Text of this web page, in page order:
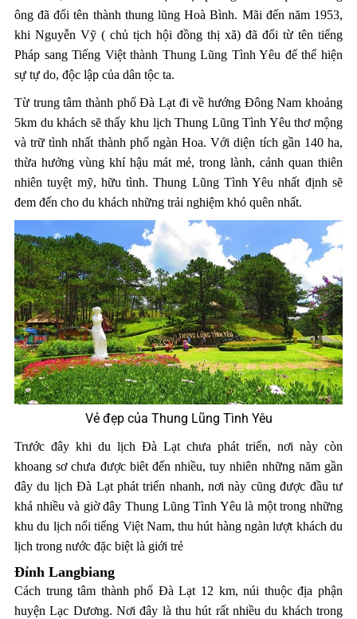
ông đã đổi tên thành thung lũng Hoà Bình. Mãi đến năm 1953,
khi Nguyễn Vỹ ( chủ tịch hội đồng thị xã) đã đổi từ tên tiếng
Pháp sang Tiếng Việt thành Thung Lũng Tình Yêu để thể hiện
sự tự do, độc lập của dân tộc ta.
Từ trung tâm thành phố Đà Lạt đi về hướng Đông Nam khoảng
5km du khách sẽ thấy khu lịch Thung Lũng Tình Yêu thơ mộng
và trữ tình nhất thành phố ngàn Hoa. Với diện tích gần 140 ha,
thừa hưởng vùng khí hậu mát mẻ, trong lành, cảnh quan thiên
nhiên tuyệt mỹ, hữu tình. Thung Lũng Tình Yêu nhất định sẽ
đem đến cho du khách những trải nghiệm khó quên nhất.
Vẻ đẹp của Thung Lũng Tình Yêu
Trước đây khi du lịch Đà Lạt chưa phát triển, nơi này còn
khoang sơ chưa được biêt đến nhiều, tuy nhiên những năm gần
đây du lịch Đà Lạt phát triển nhanh, nơi này cũng được đầu tư
khá nhiều và giờ đây Thung Lũng Tình Yêu là một trong những
khu du lịch nổi tiểng Việt Nam, thu hút hàng ngàn lượt khách du
lịch trong nước đặc biệt là giới trẻ
Đỉnh Langbiang
Cách trung tâm thành phố Đà Lạt 12 km, núi thuộc địa phận
huyện Lạc Dương. Nơi đây là thu hút rất nhiều du khách trong